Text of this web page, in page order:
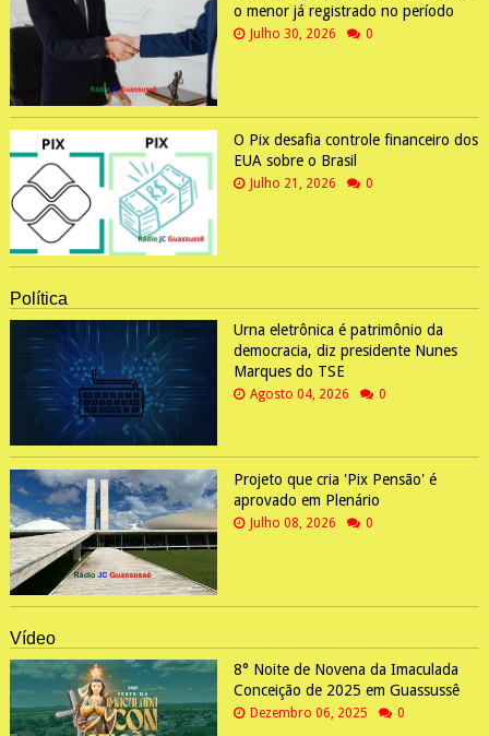
o menor já registrado no período
Julho 30, 2026 0
O Pix desafia controle financeiro dos
EUA sobre o Brasil
Julho 21, 2026 0
Política
Urna eletrônica é patrimônio da
democracia, diz presidente Nunes
Marques do TSE
Agosto 04, 2026 0
Projeto que cria 'Pix Pensão' é
aprovado em Plenário
Julho 08, 2026 0
Vídeo
8° Noite de Novena da Imaculada
Conceição de 2025 em Guassussê
Dezembro 06, 2025 0